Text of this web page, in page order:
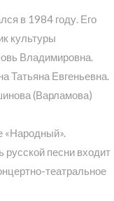
в 1984 году. Его
культуры
Владимировна.
Татьяна Евгеньевна.
(Варламова)
«Народный».
песни входит
театральное